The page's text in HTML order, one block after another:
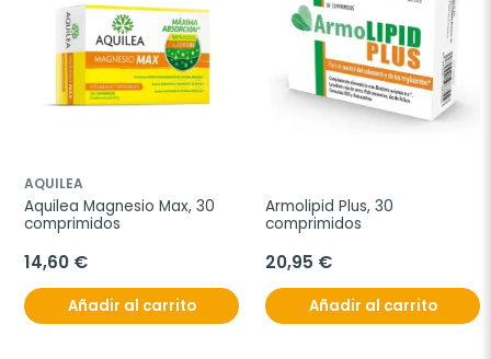
AQUILEA
Aquilea Magnesio Max, 30
comprimidos
14,60 €
Añadir al carrito
Armolipid Plus, 30
comprimidos
20,95 €
Añadir al carrito